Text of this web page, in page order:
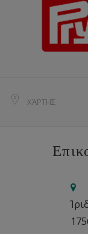
ΧΆΡΤΗΣ